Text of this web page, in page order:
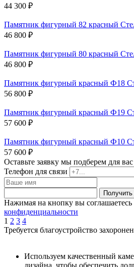
44 300 ₽
Памятник фигурный 82 красный
46 800 ₽
Памятник фигурный 80 красный
46 800 ₽
Памятник фигурный красный Ф18
56 800 ₽
Памятник фигурный красный Ф19
57 600 ₽
Памятник фигурный красный Ф10
57 600 ₽
Оставьте заявку мы подберем для
Телефон для связи
Нажимая на кнопку вы соглашаетесь
конфиденциальности
1 2 3 4
Требуется благоустройство
Используем качественный
дизайна, чтобы обеспечить